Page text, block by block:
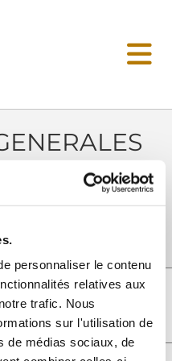
personnaliser le contenu
relatives aux
trafic. Nous
sur l'utilisation de
de médias sociaux, de
nous